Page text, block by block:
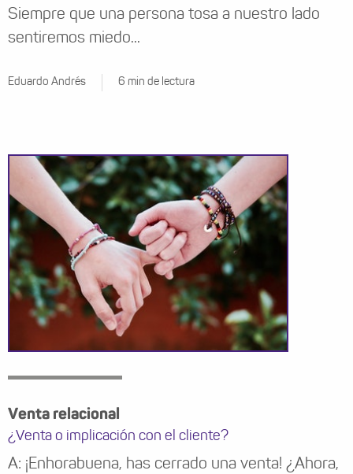
Siempre que una persona tosa a nuestro lado
sentiremos miedo...
Eduardo Andrés 6 min de lectura
Venta relacional
¿Venta o implicación con el cliente?
A: ¡Enhorabuena, has cerrado una venta! ¿Ahora,